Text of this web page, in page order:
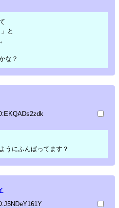
と
な？
うにふんばってます？